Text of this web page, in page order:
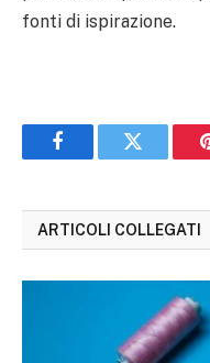
fonti di ispirazione.
FacebookTwitter
ARTICOLI COLLEGATI